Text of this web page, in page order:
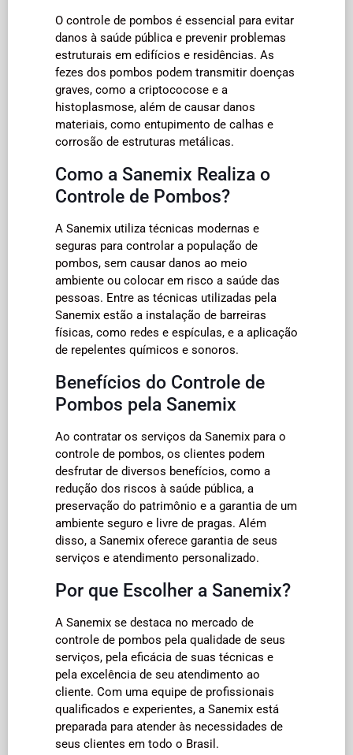
O controle de pombos é essencial para evitar
danos à saúde pública e prevenir problemas
estruturais em edifícios e residências. As
fezes dos pombos podem transmitir doenças
graves, como a criptococose e a
histoplasmose, além de causar danos
materiais, como entupimento de calhas e
corrosão de estruturas metálicas.
Como a Sanemix Realiza o
Controle de Pombos?
A Sanemix utiliza técnicas modernas e
seguras para controlar a população de
pombos, sem causar danos ao meio
ambiente ou colocar em risco a saúde das
pessoas. Entre as técnicas utilizadas pela
Sanemix estão a instalação de barreiras
físicas, como redes e espículas, e a aplicação
de repelentes químicos e sonoros.
Benefícios do Controle de
Pombos pela Sanemix
Ao contratar os serviços da Sanemix para o
controle de pombos, os clientes podem
desfrutar de diversos benefícios, como a
redução dos riscos à saúde pública, a
preservação do patrimônio e a garantia de um
ambiente seguro e livre de pragas. Além
disso, a Sanemix oferece garantia de seus
serviços e atendimento personalizado.
Por que Escolher a Sanemix?
A Sanemix se destaca no mercado de
controle de pombos pela qualidade de seus
serviços, pela eficácia de suas técnicas e
pela excelência de seu atendimento ao
cliente. Com uma equipe de profissionais
qualificados e experientes, a Sanemix está
preparada para atender às necessidades de
seus clientes em todo o Brasil.